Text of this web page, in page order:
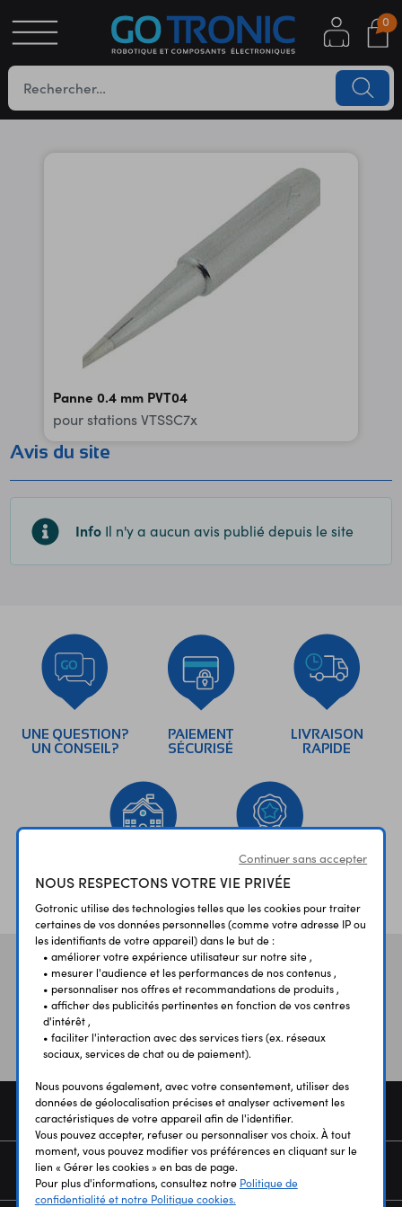
0
Panne 0.4 mm PVT04
pour stations VTSSC7x
Avis du site
Info Il n'y a aucun avis publié depuis le site
UNE QUESTION?
UN CONSEIL?
PAIEMENT
SÉCURISÉ
LIVRAISON
RAPIDE
ÉTABLISSEMENTS
PLUS 30 ANS
Vos aviset témoignages
COMMANDE
SERVICES
Continuer sans accepter
NOUS RESPECTONS VOTRE VIE PRIVÉE
Gotronic utilise des technologies telles que les cookies pour traiter
certaines de vos données personnelles (comme votre adresse IP ou
les identifiants de votre appareil) dans le but de :
• améliorer votre expérience utilisateur sur notre site ,
• mesurer l'audience et les performances de nos contenus ,
• personnaliser nos offres et recommandations de produits ,
• afficher des publicités pertinentes en fonction de vos centres
d'intérêt ,
• faciliter l'interaction avec des services tiers (ex. réseaux
sociaux, services de chat ou de paiement).
Nous pouvons également, avec votre consentement, utiliser des
données de géolocalisation précises et analyser activement les
caractéristiques de votre appareil afin de l'identifier.
Vous pouvez accepter, refuser ou personnaliser vos choix. À tout
moment, vous pouvez modifier vos préférences en cliquant sur le
lien « Gérer les cookies » en bas de page.
Pour plus d'informations, consultez notre Politique de
confidentialité et notre Politique cookies.